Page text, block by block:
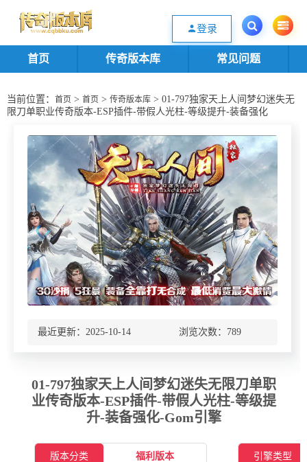
欢迎您光临传奇版本库资源下载站，一个优质的传奇版本源码基地。欢迎选购
登录
首页 传奇版本库 常见问题
当前位置： 首页 > 首页 > 传奇版本库 > 01-797独家天上人间梦幻迷失无
限刀单职业传奇版本-ESP插件-带假人光柱-等级提升-装备强化
最近更新：2025-10-14 浏览次数： 789
01-797独家天上人间梦幻迷失无限刀单职
业传奇版本-ESP插件-带假人光柱-等级提
升-装备强化-Gom引擎
版本分类 福利版本 引擎类型